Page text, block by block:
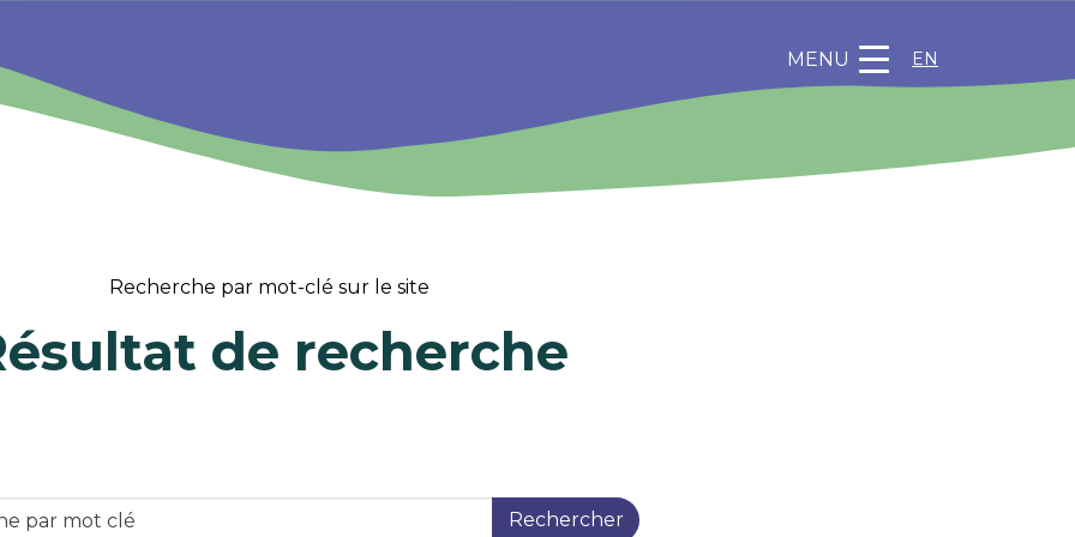
MENU EN
Recherche par mot-clé sur le site
de recherche
Rechercher